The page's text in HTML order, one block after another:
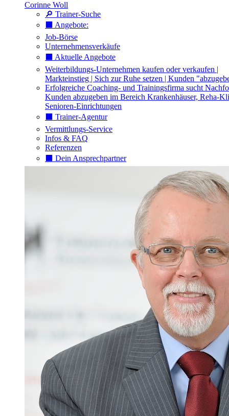
Corinne Woll
🔎 Trainer-Suche
⬛️ Angebote:
Job-Börse
Unternehmensverkäufe
⬛️ Aktuelle Angebote
Weiterbildungs-Unternehmen kaufen oder verkaufen |
Markteinstieg | Sich zur Ruhe setzen | Kunden
Erfolgreiche Coaching- und Trainingsfirma sucht
Kunden abzugeben im Bereich Krankenhäuser, Reha-
Senioren-Einrichtungen
⬛️ Trainer-Agentur
Vermittlungs-Service
Infos & FAQ
Referenzen
⬛️ Dein Ansprechpartner